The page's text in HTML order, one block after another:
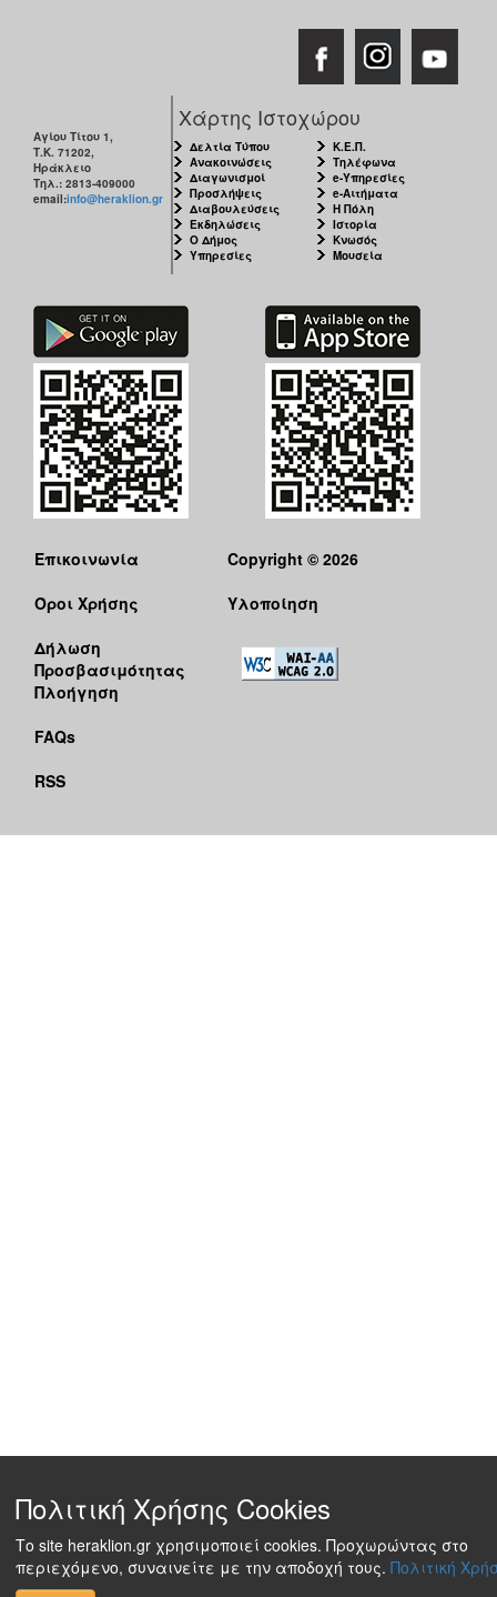
Αγίου Τίτου 1,
Τ.Κ. 71202,
Ηράκλειο
Τηλ.: 2813-409000
email:info@heraklion.gr
Χάρτης Ιστοχώρου
Δελτία Τύπου
Ανακοινώσεις
Διαγωνισμοί
Προσλήψεις
Διαβουλεύσεις
Εκδηλώσεις
Ο Δήμος
Υπηρεσίες
Κ.Ε.Π.
Τηλέφωνα
e-Υπηρεσίες
e-Αιτήματα
Η Πόλη
Ιστορία
Κνωσός
Μουσεία
Επικοινωνία
Όροι Χρήσης
Δήλωση
Προσβασιμότητας
Πλοήγηση
FAQs
RSS
Copyright © 2026
Υλοποίηση
Πολιτική Χρήσης Cookies
Το site heraklion.gr χρησιμοποιεί cookies. Προχωρώντας στο
περιεχόμενο, συναινείτε με την αποδοχή τους. Πολιτική